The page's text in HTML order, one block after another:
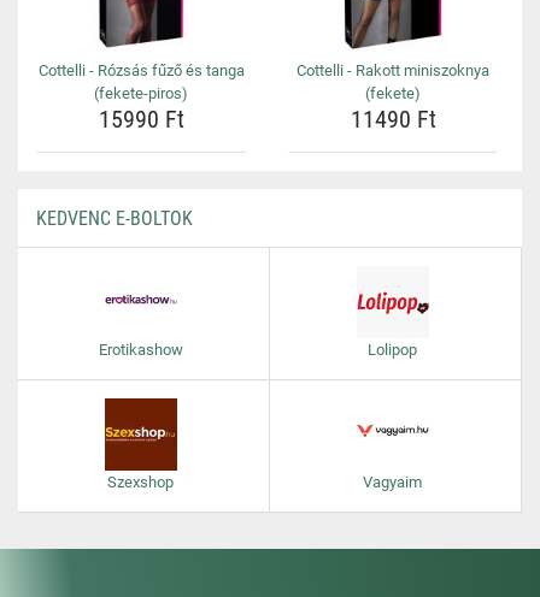
Cottelli - Rózsás fűző és tanga
(fekete-piros)
15990 Ft
Cottelli - Rakott miniszoknya
(fekete)
11490 Ft
KEDVENC E-BOLTOK
Erotikashow Lolipop
Szexshop Vagyaim